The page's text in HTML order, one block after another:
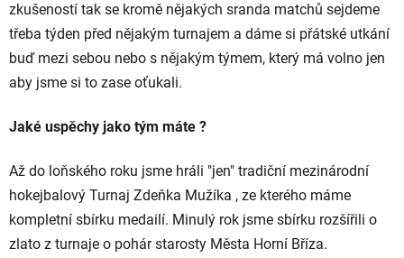
zkušeností tak se kromě nějakých sranda matchů sejdeme
třeba týden před nějakým turnajem a dáme si přátské utkání
buď mezi sebou nebo s nějakým týmem, který má volno jen
aby jsme si to zase oťukali.
Jaké uspěchy jako tým máte ?
Až do loňského roku jsme hráli "jen" tradiční mezinárodní
hokejbalový Turnaj Zdeňka Mužíka , ze kterého máme
kompletní sbírku medailí. Minulý rok jsme sbírku rozšířili o
zlato z turnaje o pohár starosty Města Horní Bříza.